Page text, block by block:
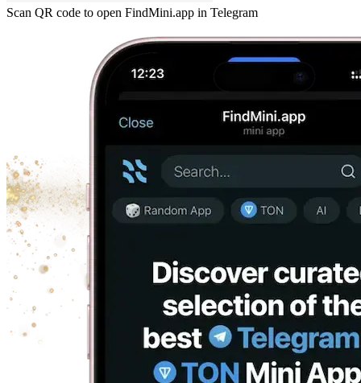
Scan QR code to open FindMini.app in Telegram